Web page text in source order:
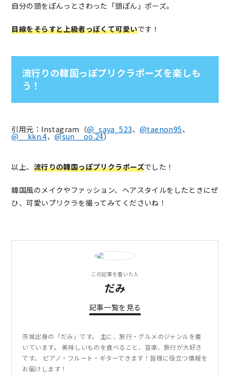
自分の頭をぽんっとさわった「頭ぽん」ポーズ。
目線をそらすと上級者っぽくて可愛いです！
流行りの韓国っぽプリクラポーズを楽しも
う！
引用元：Instagram（@_saya_523、 @taenon95、
@__kkn.4、@sun__oo.24）
以上、 流行りの韓国っぽプリクラポーズでした！
韓国風のメイクやファッション、ヘアスタイルをしたときにぜ
ひ、可愛いプリクラを撮ってみてくださいね！
この記事を書いた人
だみ
記事一覧を見る
茨城出身の「だみ」です。 主に、旅行・グルメのジャンルを書
いています。 美味しいものを食べること、音楽、旅行が大好き
です。 ピアノ・フルート・ギターできます！皆様に役立つ情報を
お届けします！